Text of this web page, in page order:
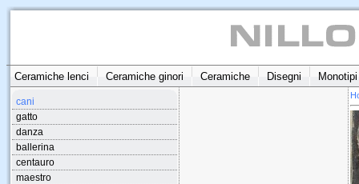
Ceramiche lenci Ceramiche ginori Ceramiche Disegni Monotipi
cani
gatto
danza
ballerina
centauro
maestro